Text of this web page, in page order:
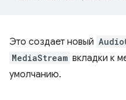
Это создает новый
MediaStream вкладки к
умолчанию.